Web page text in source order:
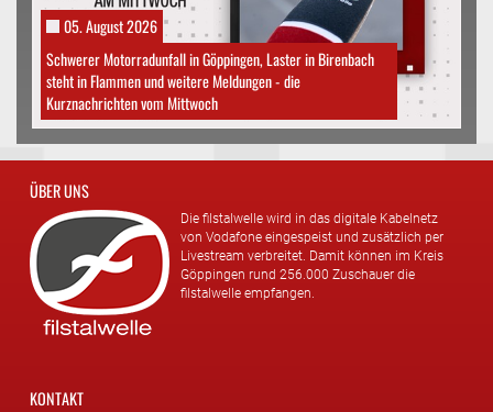
05. August 2026
Schwerer Motorradunfall in Göppingen, Laster in Birenbach
steht in Flammen und weitere Meldungen - die
Kurznachrichten vom Mittwoch
ÜBER UNS
Die filstalwelle wird in das digitale Kabelnetz
von Vodafone eingespeist und zusätzlich per
Livestream verbreitet. Damit können im Kreis
Göppingen rund 256.000 Zuschauer die
filstalwelle empfangen.
KONTAKT